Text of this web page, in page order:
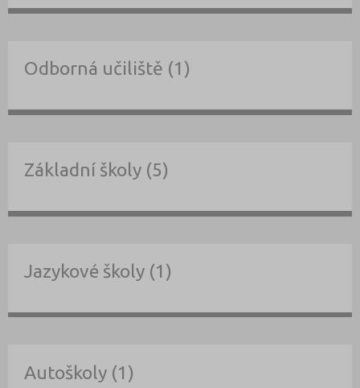
Odborná učiliště (1)
Základní školy (5)
Jazykové školy (1)
Autoškoly (1)